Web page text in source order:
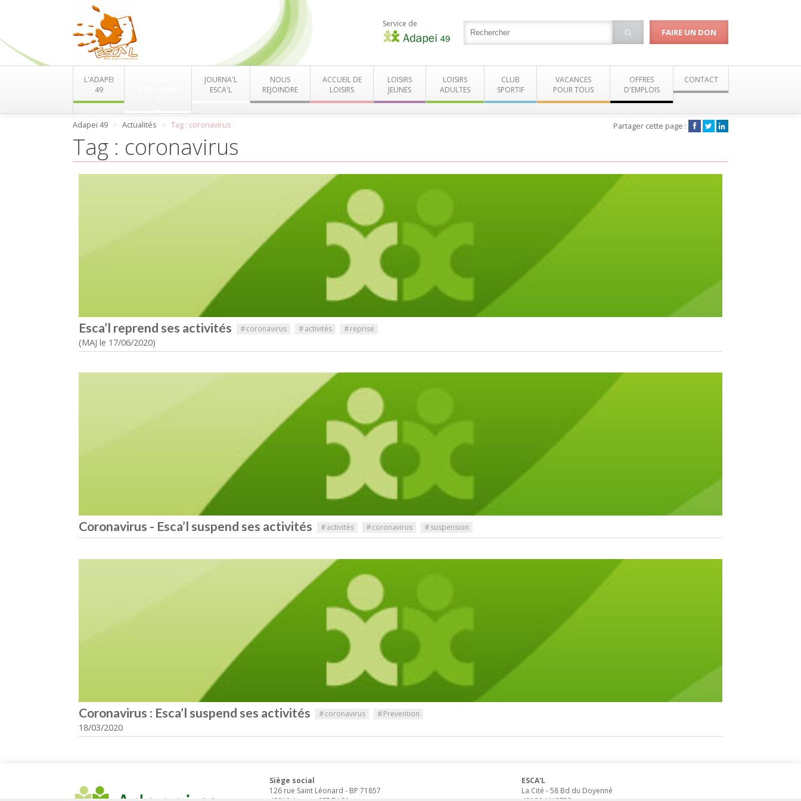
Service de
FAIRE UN DON
L'ADAPEI
49
JOURNA'L
ESCA'L
NOUS
REJOINDRE
ACCUEIL DE
LOISIRS
LOISIRS
JEUNES
LOISIRS
ADULTES
CLUB
SPORTIF
VACANCES
POUR TOUS
OFFRES
D'EMPLOIS
CONTACT
Adapei 49 Actualités Tag : coronavirus Partager cette page :
Tag : coronavirus
Esca’l reprend ses activités #coronavirus #activités #reprise
(MAJ le 17/06/2020)
Coronavirus - Esca’l suspend ses activités #activités #coronavirus #suspension
Coronavirus : Esca’l suspend ses activités #coronavirus #Prevention
18/03/2020
Siège social
126 rue Saint Léonard - BP 71857
ESCA'L
La Cité -58 Bd du Doyenné